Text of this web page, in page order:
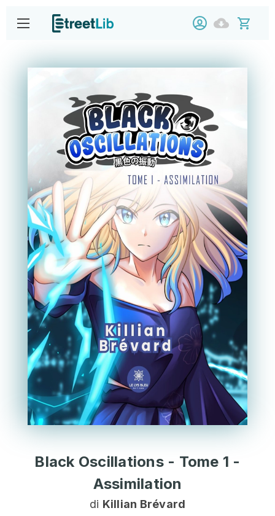
Black Oscillations - Tome 1 -
Assimilation
di Killian Brévard